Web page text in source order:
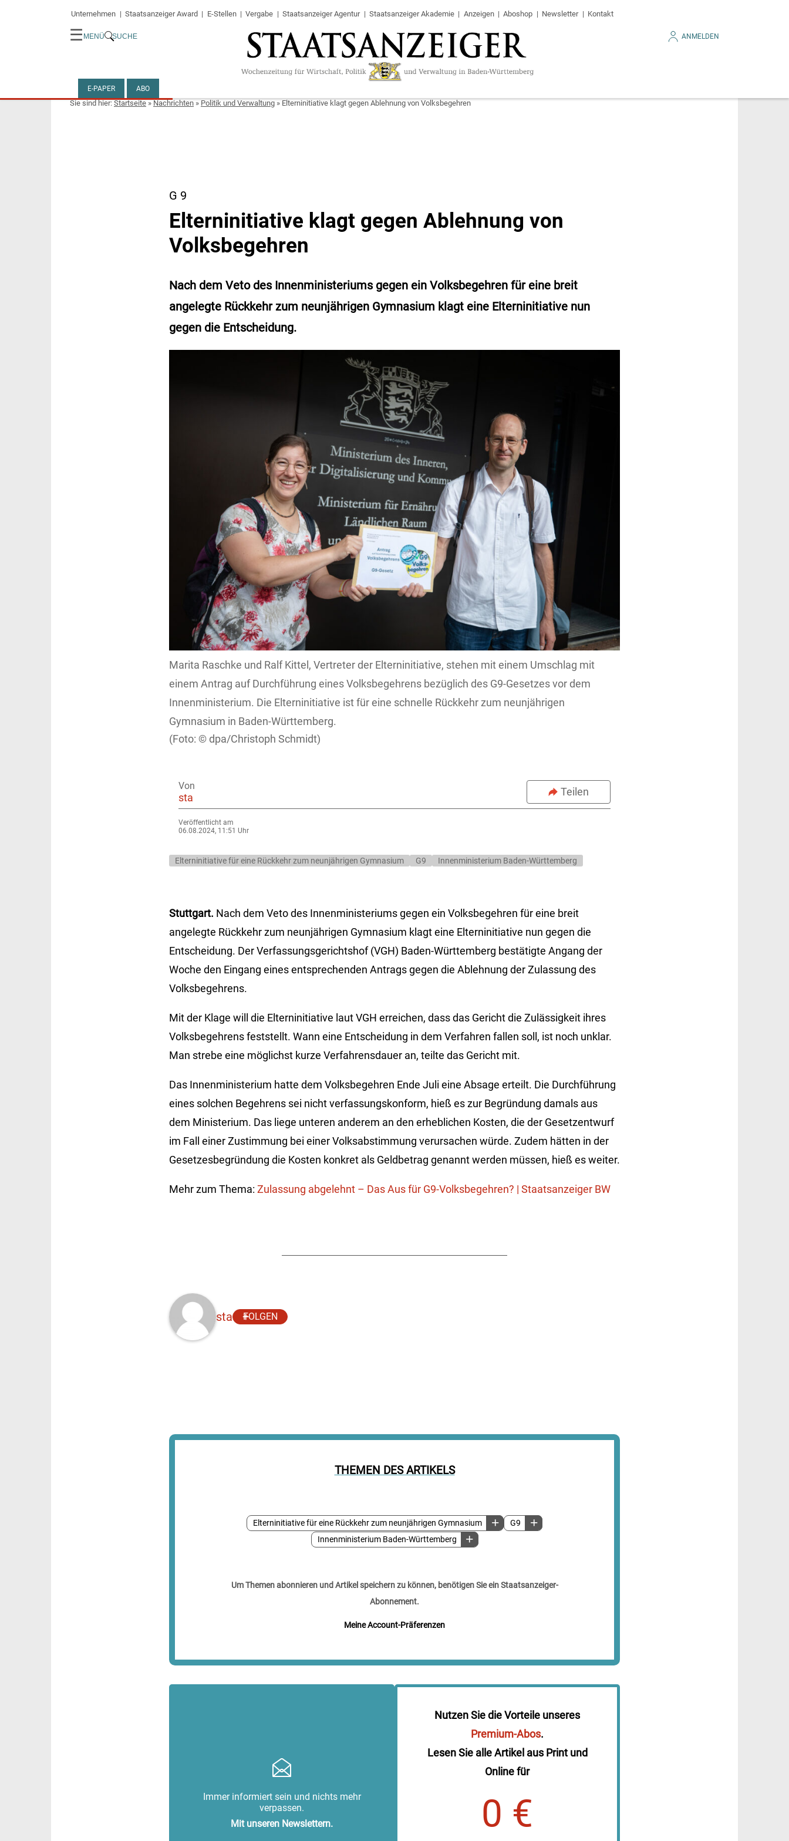
Unternehmen Staatsanzeiger Award E-Stellen Vergabe Staatsanzeiger Agentur Staatsanzeiger Akademie Anzeigen Aboshop Newsletter Kontakt
☰ MENÜ SUCHE ANMELDEN
E-PAPER ABO
Startseite»Nachrichten » Politik und Verwaltung » Elterninitiative klagt gegen Ablehnung von Volksbegehren
THEMEN DES ARTIKELS
Elterninitiative für eine Rückkehr zum neunjährigen Gymnasium
G9
Innenministerium Baden-Württemberg
Um Themen abonnieren und Artikel speichern zu können, benötigen Sie ein Staatsanzeiger-
Abonnement.
Meine Account-Präferenzen
G 9
Elterninitiative klagt gegen Ablehnung von
Volksbegehren
Nach dem Veto des Innenministeriums gegen ein Volksbegehren für eine breit
angelegte Rückkehr zum neunjährigen Gymnasium klagt eine Elterninitiative nun
gegen die Entscheidung.
Marita Raschke und Ralf Kittel, Vertreter der Elterninitiative, stehen mit einem Umschlag mit
einem Antrag auf Durchführung eines Volksbegehrens bezüglich des G9-Gesetzes vor dem
Innenministerium. Die Elterninitiative ist für eine schnelle Rückkehr zum neunjährigen
Gymnasium in Baden-Württemberg.
dpa/Christoph Schmidt)
Von
sta Teilen
Veröffentlicht am
06.08.2024, 11:51 Uhr
Elterninitiative für eine Rückkehr zum neunjährigen Gymnasium G9 Innenministerium Baden-Württemberg
Stuttgart. Nach dem Veto des Innenministeriums gegen ein Volksbegehren für eine breit
angelegte Rückkehr zum neunjährigen Gymnasium klagt eine Elterninitiative nun gegen die
Entscheidung. Der Verfassungsgerichtshof (VGH) Baden-Württemberg bestätigte Angang der
Woche den Eingang eines entsprechenden Antrags gegen die Ablehnung der Zulassung des
Volksbegehrens.
Mit der Klage will die Elterninitiative laut VGH erreichen, dass das Gericht die Zulässigkeit ihres
Volksbegehrens feststellt. Wann eine Entscheidung in dem Verfahren fallen soll, ist noch unklar.
Man strebe eine möglichst kurze Verfahrensdauer an, teilte das Gericht mit.
Das Innenministerium hatte dem Volksbegehren Ende Juli eine Absage erteilt. Die Durchführung
eines solchen Begehrens sei nicht verfassungskonform, hieß es zur Begründung damals aus
dem Ministerium. Das liege unteren anderem an den erheblichen Kosten, die der Gesetzentwurf
im Fall einer Zustimmung bei einer Volksabstimmung verursachen würde. Zudem hätten in der
Gesetzesbegründung die Kosten konkret als Geldbetrag genannt werden müssen, hieß es weiter.
Mehr zum Thema: Zulassung abgelehnt – Das Aus für G9-Volksbegehren? | Staatsanzeiger BW
sta FOLGEN
Immer informiert sein und nichts mehr
verpassen.
Mit unseren Newslettern.
Nutzen Sie die Vorteile unseres
Premium-Abos.
Lesen Sie alle Artikel aus Print und
Online für
0 €